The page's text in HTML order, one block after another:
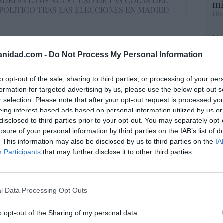
- Do Not Process My Personal Information
opt-out of the sale, sharing to third parties, or processing of your
for targeted advertising by us, please use the below opt-out
selection. Please note that after your opt-out request is processed
interest-based ads based on personal information utilized by us
to third parties prior to your opt-out. You may separately
of your personal information by third parties on the IAB’s list of
This information may also be disclosed by us to third parties on the
Participants that may further disclose it to other third parties.
Data Processing Opt Outs
opt-out of the Sharing of my personal data.
TRAS LAS ELECCIONES EN MADRID
newsletter y recibe cada dia
destacado de Hispanidad
legales